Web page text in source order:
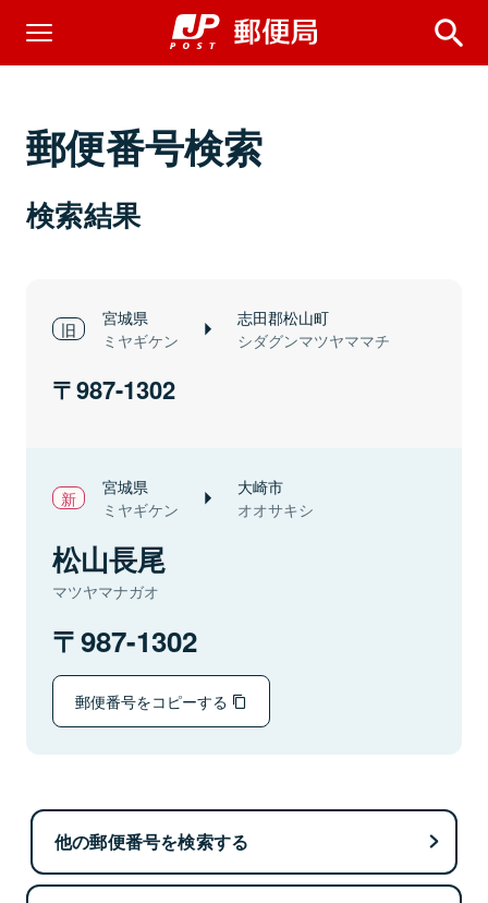
郵便番号検索
検索結果
宮城県
ミヤギケン
志田郡松山町
シダグンマツヤママチ
987-1302
宮城県
ミヤギケン
大崎市
オオサキシ
松山長尾
マツヤマナガオ
987-1302
郵便番号をコピーする
他の郵便番号を検索する